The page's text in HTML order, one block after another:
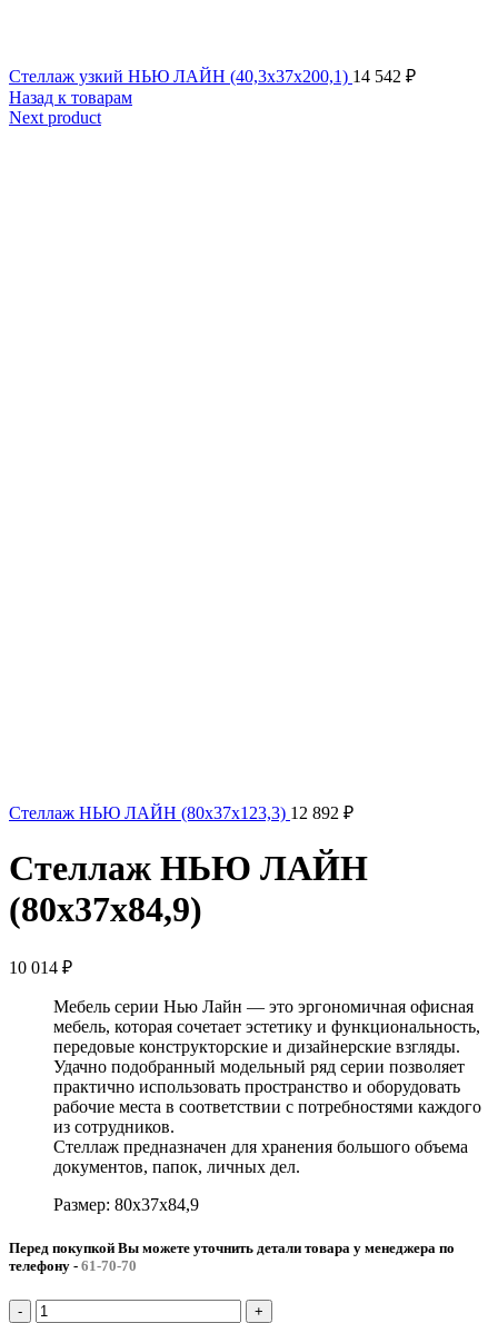
Стеллаж узкий НЬЮ ЛАЙН (40,3x37x200,1) 14 542 ₽
Назад к товарам
Next product
Стеллаж НЬЮ ЛАЙН (80x37x123,3) 12 892 ₽
Стеллаж НЬЮ ЛАЙН
(80x37x84,9)
10 014 ₽
Мебель серии Нью Лайн — это эргономичная офисная
мебель, которая сочетает эстетику и функциональность,
передовые конструкторские и дизайнерские взгляды.
Удачно подобранный модельный ряд серии позволяет
практично использовать пространство и оборудовать
рабочие места в соответствии с потребностями каждого
из сотрудников.
Стеллаж предназначен для хранения большого объема
документов, папок, личных дел.
Размер: 80x37x84,9
Перед покупкой Вы можете уточнить детали товара у менеджера по
телефону - 61-70-70